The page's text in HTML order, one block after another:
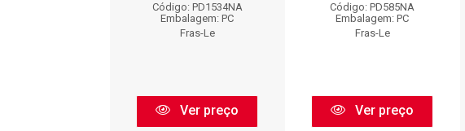
Código: PD1534NA
Embalagem: PC
Fras-Le
Ver preço
Código: PD585NA
Embalagem: PC
Fras-Le
Ver preço